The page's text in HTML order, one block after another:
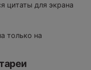
цитаты для экрана
только на